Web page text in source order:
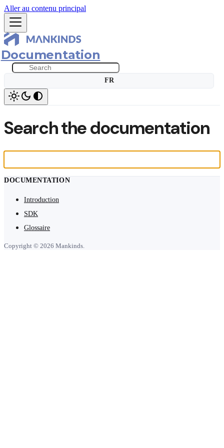
Aller au contenu principal
Documentation
FR
Search the documentation
DOCUMENTATION
Introduction
SDK
Glossaire
Copyright © 2026 Mankinds.